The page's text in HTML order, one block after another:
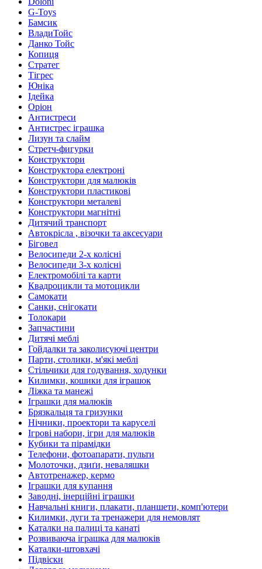
G-Toys
Бамсик
ВладиТойс
Данко Тойс
Копиця
Стратег
Тігрес
Юніка
Ідейка
Оріон
Антистреси
Антистрес іграшка
Лизун та слайм
Стретч-фигурки
Конструктори
Конструктора електроні
Конструктори для малюків
Конструктори пластикові
Конструктори металеві
Конструктори магнітні
Дитячий транспорт
Автокрісла , візочки та аксесуари
Біговел
Велосипеди 2-х колісні
Велосипеди 3-х колісні
Електромобілі та карти
Квадроцикли та мотоцикли
Самокати
Санки, снігокати
Толокари
Запчастини
Дитячі меблі
Гойдалки та заколисуючі центри
Парти, столики, м'які меблі
Стільчики для годування, ходунки
Килимки, кошики для іграшок
Ліжка та манежі
Іграшки для малюків
Брязкальця та гризунки
Нічники, проектори та каруселі
Ігрові набори, ігри для малюків
Кубики та пірамідки
Телефони, фотоапарати, пульти
Молоточки, дзиґи, неваляшки
Автотренажер, кермо
Іграшки для купання
Заводні, інерційні іграшки
Навчальні книги, плакати, планшети, комп'ютери
Килимки, дуги та тренажери для немовлят
Каталки на палиці та канаті
Розвиваюча іграшка для малюків
Каталки-штовхачі
Підвіски